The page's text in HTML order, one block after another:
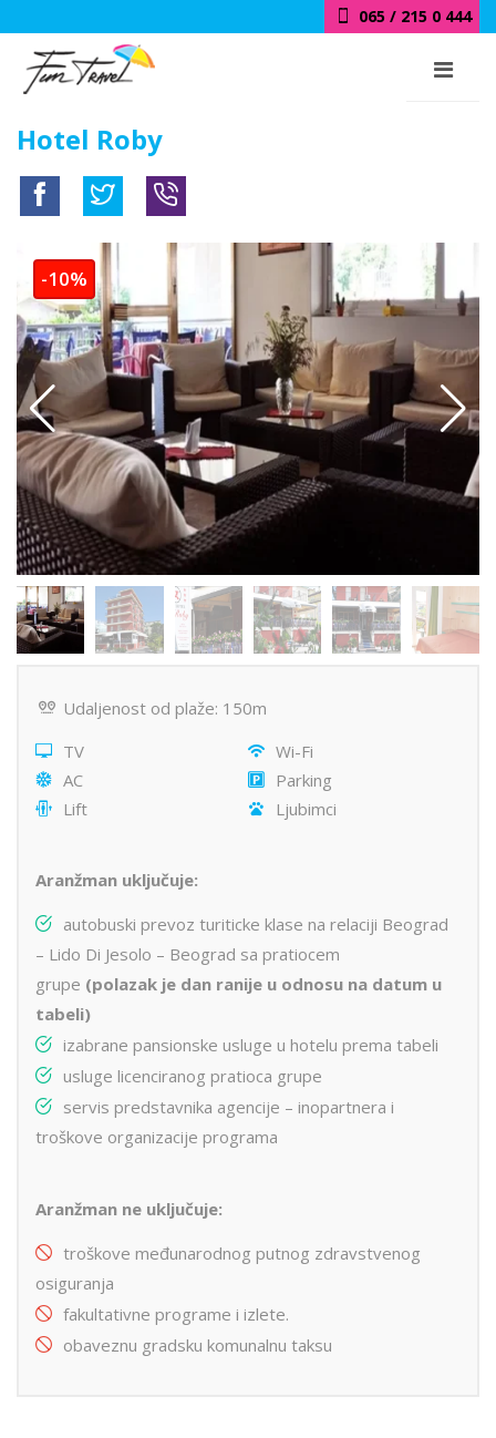
065 / 215 0 444
Hotel Roby
Udaljenost od plaže: 150m
TV
Wi-Fi
AC
Parking
Lift
Ljubimci
Aranžman uključuje:
autobuski prevoz turiticke klase na relaciji Beograd
– Lido Di Jesolo – Beograd sa pratiocem
grupe (polazak je dan ranije u odnosu na datum u
tabeli)
izabrane pansionske usluge u hotelu prema tabeli
usluge licenciranog pratioca grupe
servis predstavnika agencije – inopartnera i
troškove organizacije programa
Aranžman ne uključuje:
troškove međunarodnog putnog zdravstvenog
osiguranja
fakultativne programe i izlete.
obaveznu gradsku komunalnu taksu